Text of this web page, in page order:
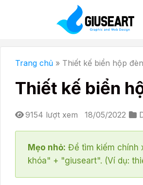
Trang chủ » Thiết kế biển hộp
Thiết kế biển
9154 lượt xem 18/05/2022
Mẹo nhỏ: Để tìm kiếm chính
khóa" + "giuseart". (Ví dụ: